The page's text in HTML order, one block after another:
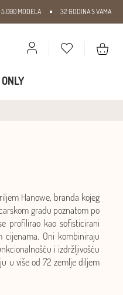
5.000 MODELA 32 GODINA S VAMA
Hanowe, branda kojeg
gradu poznatom po
profilirao kao sofisticirani
Oni kombiniraju
i izdržljivošću
u više od 72 zemlje diljem